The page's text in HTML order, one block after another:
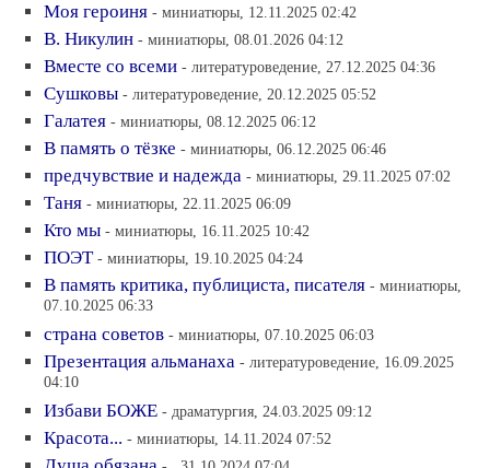
Моя героиня - миниатюры, 12.11.2025 02:42
В. Никулин - миниатюры, 08.01.2026 04:12
Вместе со всеми - литературоведение, 27.12.2025 04:36
Сушковы - литературоведение, 20.12.2025 05:52
Галатея - миниатюры, 08.12.2025 06:12
В память о тёзке - миниатюры, 06.12.2025 06:46
предчувствие и надежда - миниатюры, 29.11.2025 07:02
Таня - миниатюры, 22.11.2025 06:09
Кто мы - миниатюры, 16.11.2025 10:42
ПОЭТ - миниатюры, 19.10.2025 04:24
В память критика, публициста, писателя - миниатюры,
07.10.2025 06:33
страна советов - миниатюры, 07.10.2025 06:03
Презентация альманаха - литературоведение, 16.09.2025
04:10
Избави БОЖЕ - драматургия, 24.03.2025 09:12
Красота... - миниатюры, 14.11.2024 07:52